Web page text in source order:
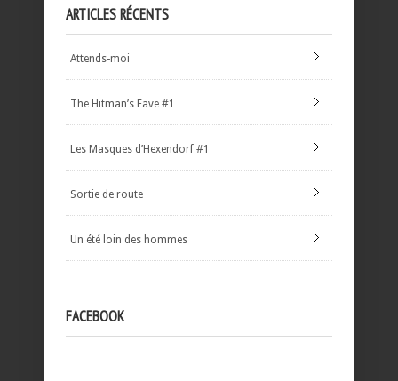
ARTICLES RÉCENTS
Attends-moi
The Hitman’s Fave #1
Les Masques d’Hexendorf #1
Sortie de route
Un été loin des hommes
FACEBOOK